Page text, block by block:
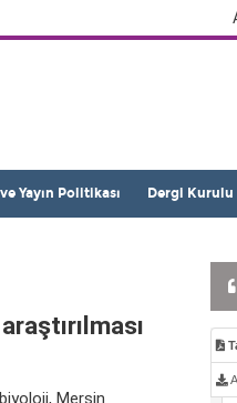
Yayın Politikası Dergi Kurulu
Mersin